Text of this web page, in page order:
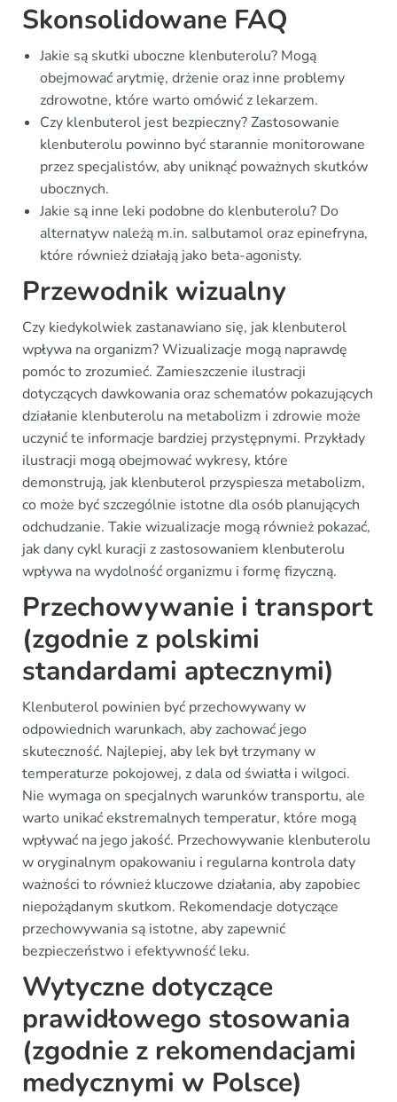
Skonsolidowane FAQ
Jakie są skutki uboczne klenbuterolu? Mogą
obejmować arytmię, drżenie oraz inne problemy
zdrowotne, które warto omówić z lekarzem.
Czy klenbuterol jest bezpieczny? Zastosowanie
klenbuterolu powinno być starannie monitorowane
przez specjalistów, aby uniknąć poważnych skutków
ubocznych.
Jakie są inne leki podobne do klenbuterolu? Do
alternatyw należą m.in. salbutamol oraz epinefryna,
które również działają jako beta-agonisty.
Przewodnik wizualny
Czy kiedykolwiek zastanawiano się, jak klenbuterol
wpływa na organizm? Wizualizacje mogą naprawdę
pomóc to zrozumieć. Zamieszczenie ilustracji
dotyczących dawkowania oraz schematów pokazujących
działanie klenbuterolu na metabolizm i zdrowie może
uczynić te informacje bardziej przystępnymi. Przykłady
ilustracji mogą obejmować wykresy, które
demonstrują, jak klenbuterol przyspiesza metabolizm,
co może być szczególnie istotne dla osób planujących
odchudzanie. Takie wizualizacje mogą również pokazać,
jak dany cykl kuracji z zastosowaniem klenbuterolu
wpływa na wydolność organizmu i formę fizyczną.
Przechowywanie i transport
(zgodnie z polskimi
standardami aptecznymi)
Klenbuterol powinien być przechowywany w
odpowiednich warunkach, aby zachować jego
skuteczność. Najlepiej, aby lek był trzymany w
temperaturze pokojowej, z dala od światła i wilgoci.
Nie wymaga on specjalnych warunków transportu, ale
warto unikać ekstremalnych temperatur, które mogą
wpływać na jego jakość. Przechowywanie klenbuterolu
w oryginalnym opakowaniu i regularna kontrola daty
ważności to również kluczowe działania, aby zapobiec
niepożądanym skutkom. Rekomendacje dotyczące
przechowywania są istotne, aby zapewnić
bezpieczeństwo i efektywność leku.
Wytyczne dotyczące
prawidłowego stosowania
(zgodnie z rekomendacjami
medycznymi w Polsce)